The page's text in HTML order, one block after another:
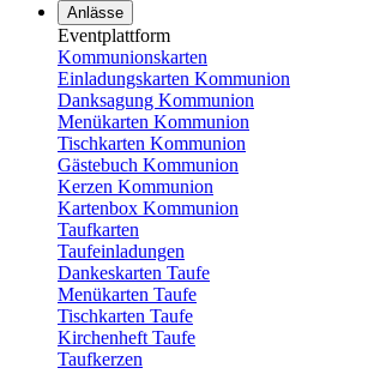
Anlässe
Eventplattform
Kommunionskarten
Einladungskarten Kommunion
Danksagung Kommunion
Menükarten Kommunion
Tischkarten Kommunion
Gästebuch Kommunion
Kerzen Kommunion
Kartenbox Kommunion
Taufkarten
Taufeinladungen
Dankeskarten Taufe
Menükarten Taufe
Tischkarten Taufe
Kirchenheft Taufe
Taufkerzen